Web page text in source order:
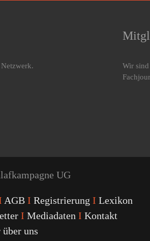
Wir
UG
AGB I Registrierung I Lexikon
I Mediadaten I Kontakt
uns